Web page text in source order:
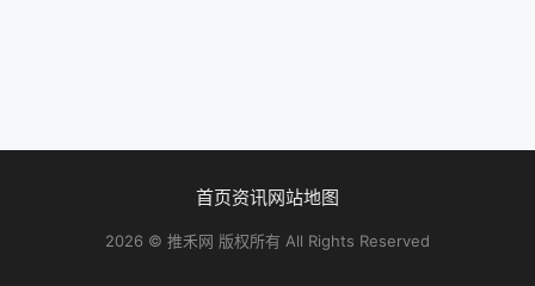
首页资讯网站地图
2026 © 推禾网 版权所有 All Rights Reserved